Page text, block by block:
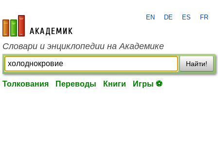
academic.ru
EN DE ES FR
Словари и энциклопедии на Академике
Найти!
Толкования Переводы Книги Игры ⚽